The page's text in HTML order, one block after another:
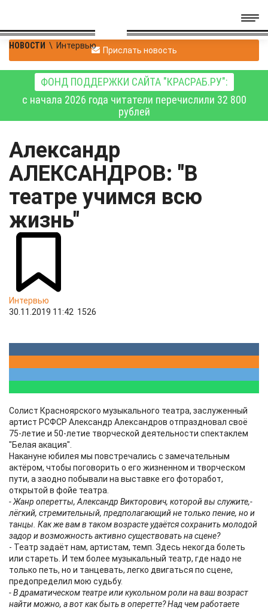
НОВОСТИ \ Интервью Прислать новость
ФОНД ПОДДЕРЖКИ САЙТА "КРАСРАБ.РУ":
с начала 2026 года читатели перечислили 32 800
рублей
Александр
АЛЕКСАНДРОВ: "В
театре учимся всю
жизнь"
Интервью
30.11.2019 11:42 1526
Солист Красноярского музыкального театра, заслуженный
артист РСФСР Александр Александров отпраздновал своё
75-летие и 50-летие творческой деятельности спектаклем
"Белая акация".
Накануне юбилея мы повстречались с замечательным
актёром, чтобы поговорить о его жизненном и творческом
пути, а заодно побывали на выставке его фоторабот,
открытой в фойе театра.
- Жанр оперетты, Александр Викторович, которой вы служите,-
лёгкий, стремительный, предполагающий не только пение, но и
танцы. Как же вам в таком возрасте удаётся сохранить молодой
задор и возможность активно существовать на сцене?
- Театр задаёт нам, артистам, темп. Здесь некогда болеть
или стареть. И тем более музыкальный театр, где надо не
только петь, но и танцевать, легко двигаться по сцене,
предопределил мою судьбу.
- В драматическом театре или кукольном роли на ваш возраст
найти можно, а вот как быть в оперетте? Над чем работаете